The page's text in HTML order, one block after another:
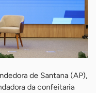
de Santana (AP),
da confeitaria